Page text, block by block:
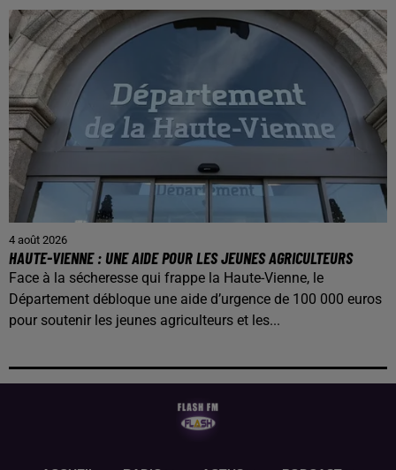
4 août 2026
HAUTE-VIENNE : UNE AIDE POUR LES JEUNES AGRICULTEURS
Face à la sécheresse qui frappe la Haute-Vienne, le
Département débloque une aide d’urgence de 100 000 euros
pour soutenir les jeunes agriculteurs et les...